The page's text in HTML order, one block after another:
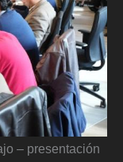
– presentación